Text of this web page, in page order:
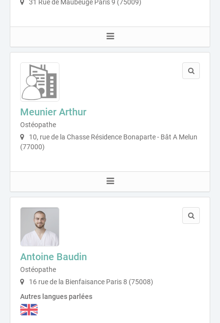
31 Rue de Maubeuge Paris 9 (75009)
Meunier Arthur
Ostéopathe
10, rue de la Chasse Résidence Bonaparte - Bât A Melun
(77000)
Antoine Baudin
Ostéopathe
16 rue de la Bienfaisance Paris 8 (75008)
Autres langues parlées